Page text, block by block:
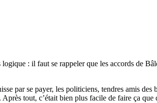
: il faut se rappeler que les accords de
par se payer, les politiciens, tendres amis
tout, c’était bien plus facile de faire ça